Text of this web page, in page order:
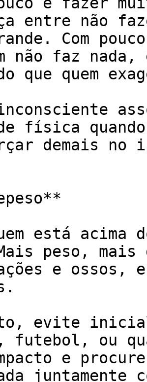
entre não
Com
não faz nada,
que quem
física
demais no
peso, mais
e ossos,
futebol, ou
e
juntamente